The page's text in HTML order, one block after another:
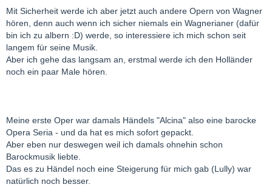
Mit Sicherheit werde ich aber jetzt auch andere Opern von Wagner
hören, denn auch wenn ich sicher niemals ein Wagnerianer (dafür
bin ich zu albern :D) werde, so interessiere ich mich schon seit
langem für seine Musik.
Aber ich gehe das langsam an, erstmal werde ich den Holländer
noch ein paar Male hören.
Meine erste Oper war damals Händels "Alcina" also eine barocke
Opera Seria - und da hat es mich sofort gepackt.
Aber eben nur deswegen weil ich damals ohnehin schon
Barockmusik liebte.
Das es zu Händel noch eine Steigerung für mich gab (Lully) war
natürlich noch besser.